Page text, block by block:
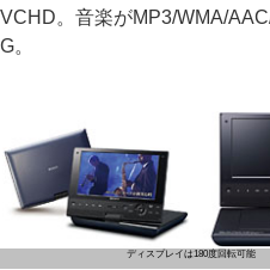
VCHD。音楽がMP3/WMA/
G。
ディスプレイは180度回転可能